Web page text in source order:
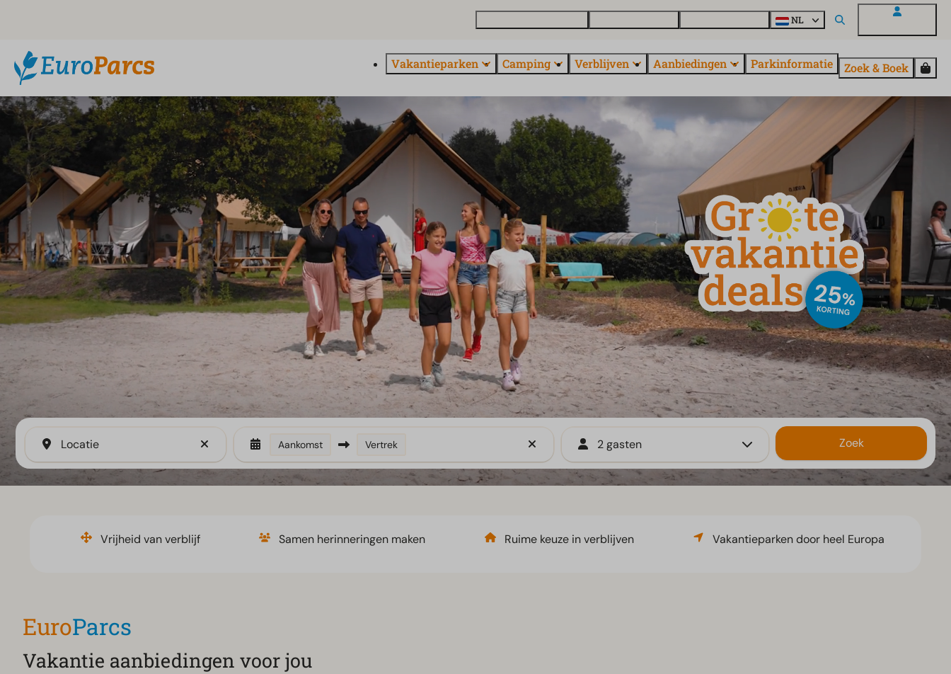
NL
Vakantieparken Camping Verblijven Aanbiedingen Parkinformatie Zoek & Boek
Locatie Aankomst Vertrek 2 gasten Zoek
Vrijheid van verblijf Samen herinneringen maken Ruime keuze in verblijven Vakantieparken door heel Europa
EuroParcs
Vakantie aanbiedingen voor jou